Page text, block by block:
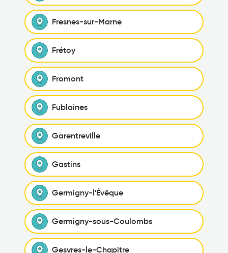
Fresnes-sur-Marne
Frétoy
Fromont
Fublaines
Garentreville
Gastins
Germigny-l'Évêque
Germigny-sous-Coulombs
Gesvres-le-Chapitre